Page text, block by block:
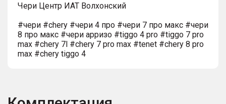
Чери Центр ИАТ Волхонский
#чери #chery #чери 4 про #чери 7 про макс #чери
8 про макс #чери арризо #tiggo 4 pro #tiggo 7 pro
max #chery 7l #chery 7 pro max #tenet #chery 8 pro
max #chery tiggo 4